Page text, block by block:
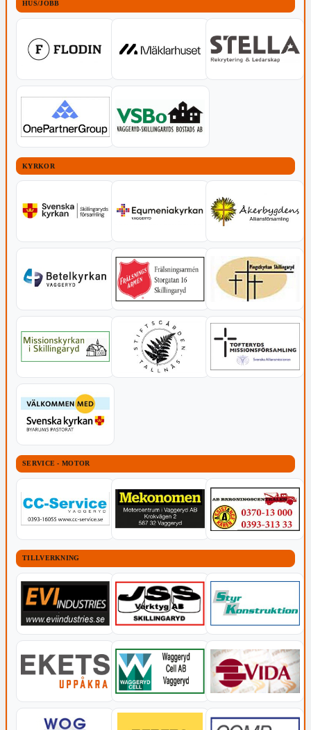
HUS/JOBB
KYRKOR
SERVICE - MOTOR
TILLVERKNING